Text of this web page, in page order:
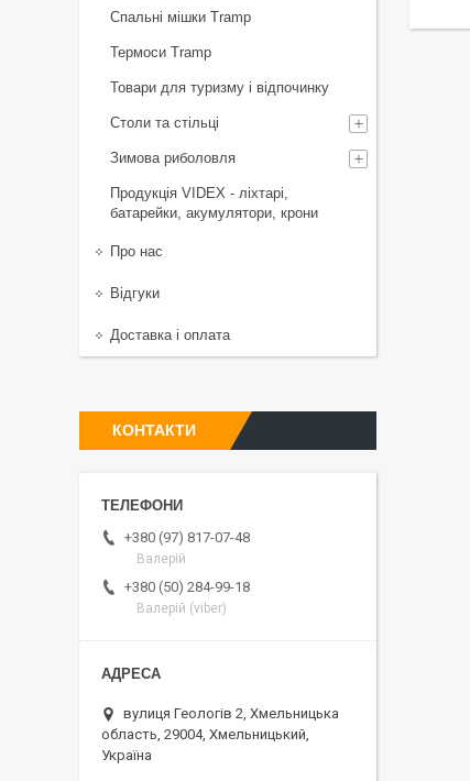
Спальні мішки Tramp
Термоси Tramp
Товари для туризму і відпочинку
Столи та стільці
Зимова риболовля
Продукція VIDEX - ліхтарі,
батарейки, акумулятори, крони
Про нас
Відгуки
Доставка і оплата
КОНТАКТИ
+380 (97) 817-07-48
Валерій
+380 (50) 284-99-18
Валерій (viber)
вулиця Геологів 2, Хмельницька
область, 29004, Хмельницький,
Україна